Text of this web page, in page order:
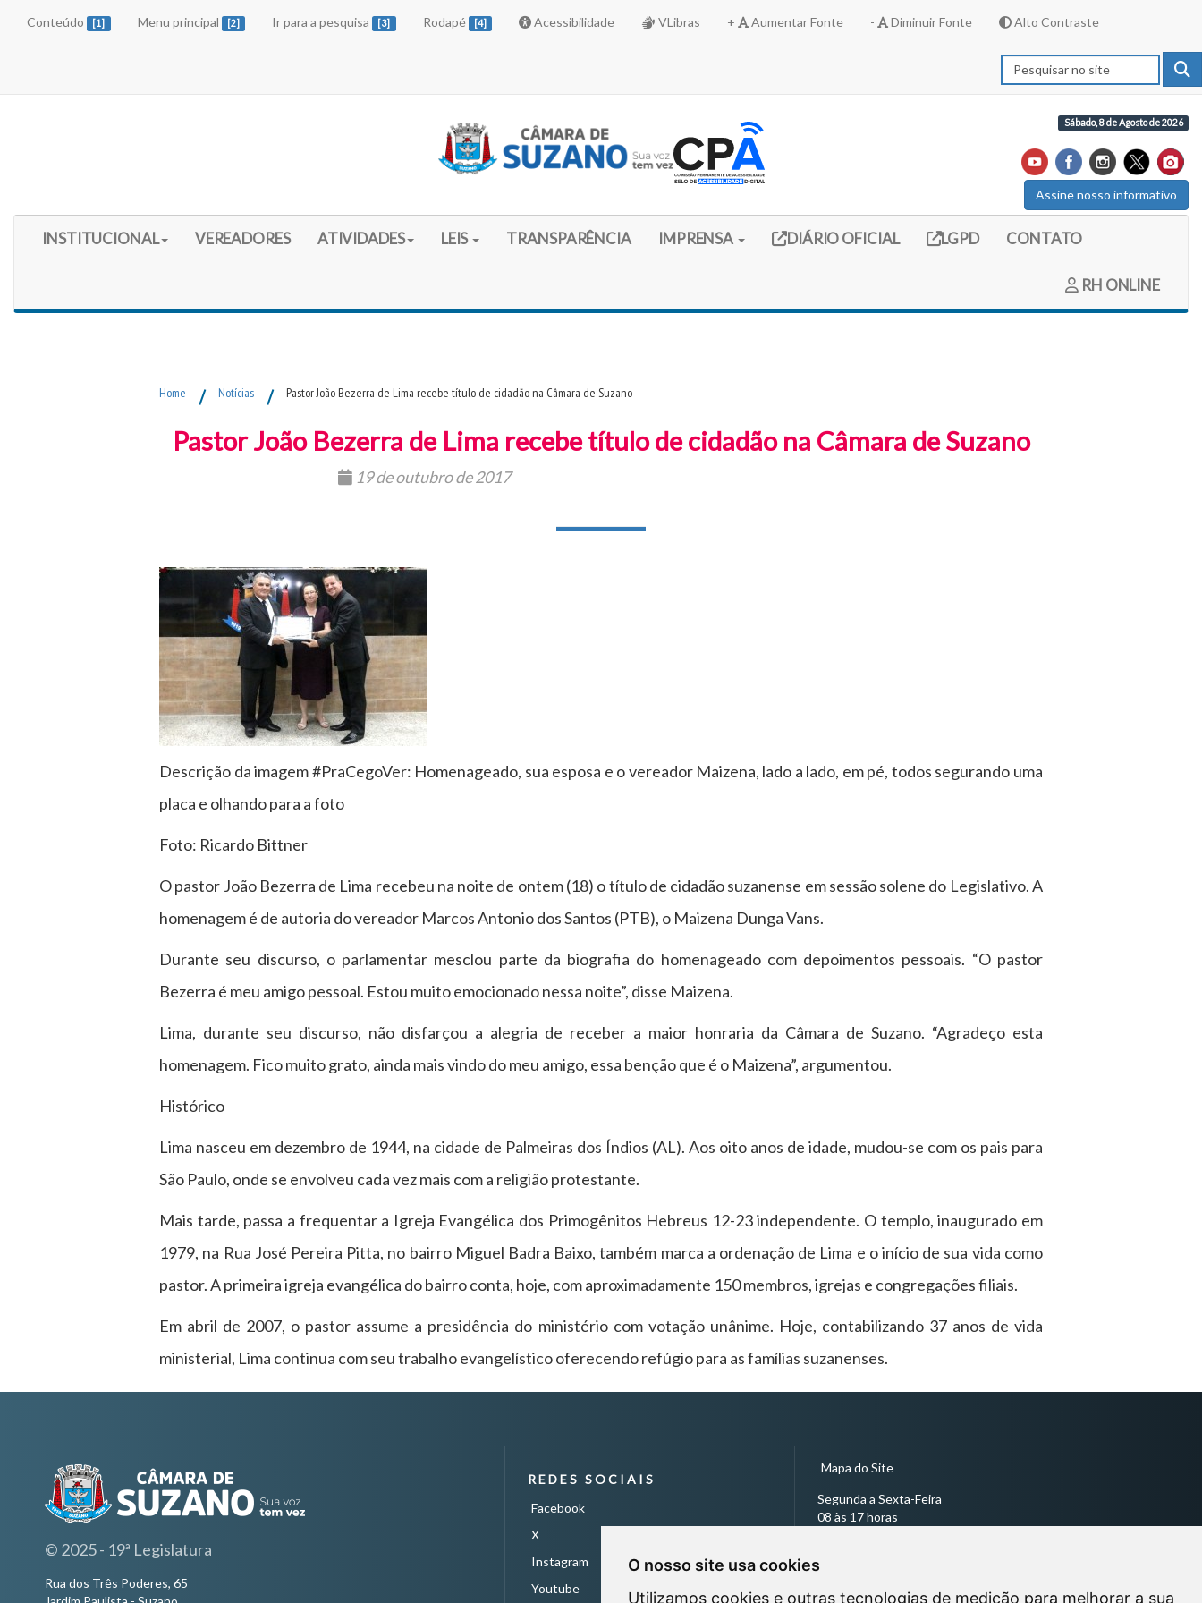
O nosso site usa cookies
Utilizamos cookies e outras tecnologias de medição para melhorar a sua
Conteúdo [1] Menu principal [2] Ir para a pesquisa [3] Rodapé [4] Acessibilidade VLibras + Aumentar Fonte - Diminuir Fonte Alto Contraste
Sábado, 8 de Agosto de 2026
Assine nosso informativo
Início do Menu Principal
INSTITUCIONAL VEREADORES ATIVIDADES LEIS TRANSPARÊNCIA IMPRENSA Link externo (site do diario oficial do legislativo)
DIÁRIO OFICIAL Link externo (site com informações LGPD)
LGPD CONTATO
RH ONLINE
Home / Notícias / Pastor João Bezerra de Lima recebe título de cidadão na Câmara de Suzano
Pastor João Bezerra de Lima recebe título de cidadão na Câmara de Suzano
19 de outubro de 2017
Descrição da imagem #PraCegoVer: Homenageado, sua esposa e o vereador Maizena, lado a lado, em pé, todos segurando uma
placa e olhando para a foto
Foto: Ricardo Bittner
O pastor João Bezerra de Lima recebeu na noite de ontem (18) o título de cidadão suzanense em sessão solene do Legislativo. A
homenagem é de autoria do vereador Marcos Antonio dos Santos (PTB), o Maizena Dunga Vans.
Durante seu discurso, o parlamentar mesclou parte da biografia do homenageado com depoimentos pessoais. “O pastor
Bezerra é meu amigo pessoal. Estou muito emocionado nessa noite”, disse Maizena.
Lima, durante seu discurso, não disfarçou a alegria de receber a maior honraria da Câmara de Suzano. “Agradeço esta
homenagem. Fico muito grato, ainda mais vindo do meu amigo, essa benção que é o Maizena”, argumentou.
Histórico
Lima nasceu em dezembro de 1944, na cidade de Palmeiras dos Índios (AL). Aos oito anos de idade, mudou-se com os pais para
São Paulo, onde se envolveu cada vez mais com a religião protestante.
Mais tarde, passa a frequentar a Igreja Evangélica dos Primogênitos Hebreus 12-23 independente. O templo, inaugurado em
1979, na Rua José Pereira Pitta, no bairro Miguel Badra Baixo, também marca a ordenação de Lima e o início de sua vida como
pastor. A primeira igreja evangélica do bairro conta, hoje, com aproximadamente 150 membros, igrejas e congregações filiais.
Em abril de 2007, o pastor assume a presidência do ministério com votação unânime. Hoje, contabilizando 37 anos de vida
ministerial, Lima continua com seu trabalho evangelístico oferecendo refúgio para as famílias suzanenses.
© 2025 - 19ª Legislatura
Rua dos Três Poderes, 65
REDES SOCIAIS
Facebook
X
Instagram
Youtube
Mapa do Site
Segunda a Sexta-Feira
08 às 17 horas